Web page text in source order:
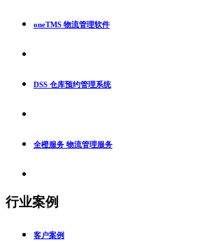
oneTMS 物流管理软件
DSS 仓库预约管理系统
全橙服务 物流管理服务
行业案例
客户案例